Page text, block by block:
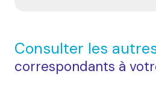
Consulter les
correspondants à